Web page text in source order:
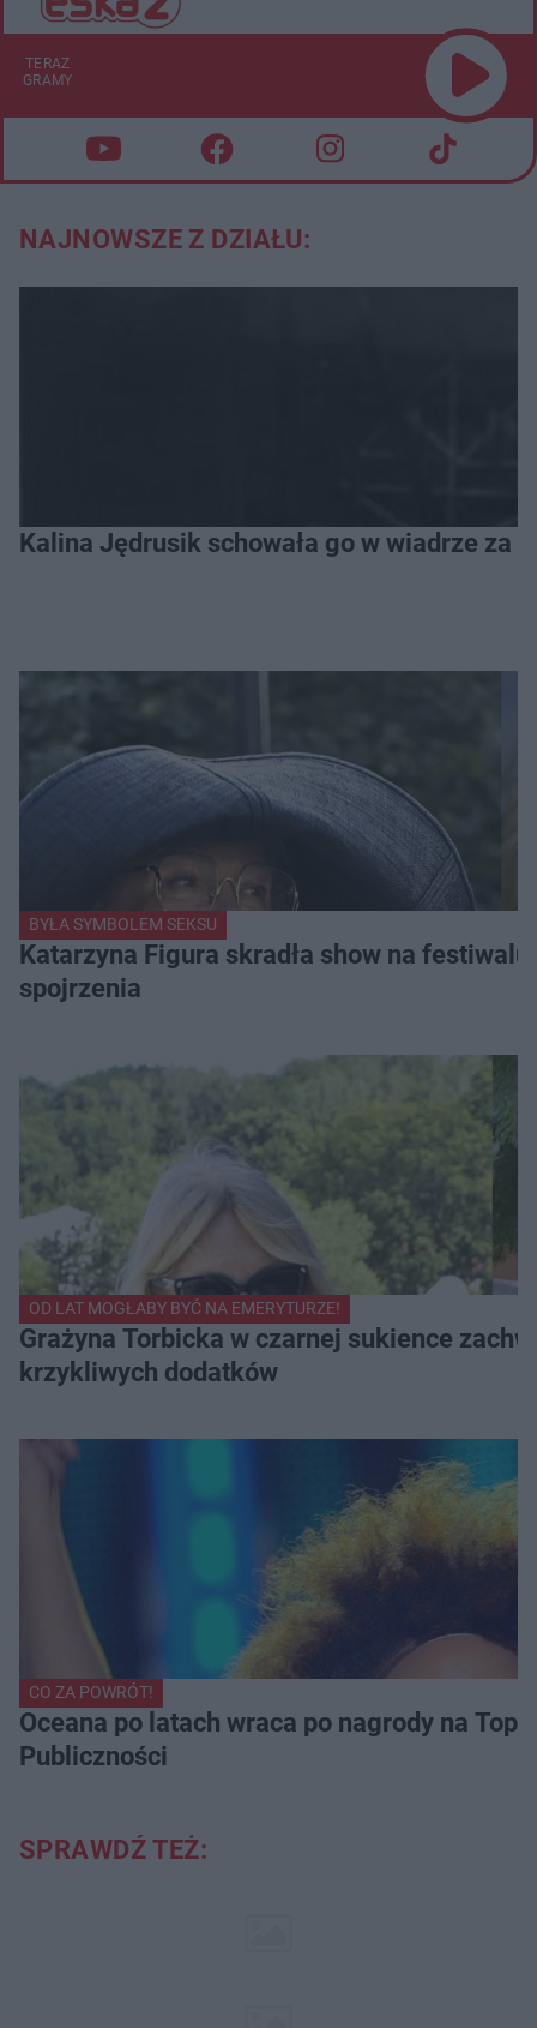
TERAZ
GRAMY
NAJNOWSZE Z DZIAŁU:
Kalina Jędrusik schowała go w wiadrze za
BYŁA SYMBOLEM SEKSU
Katarzyna Figura skradła show na
spojrzenia
OD LAT MOGŁABY BYĆ NA EMERYTURZE!
Grażyna Torbicka w czarnej sukience
krzykliwych dodatków
CO ZA POWRÓT!
Oceana po latach wraca po nagrody na Top
Publiczności
SPRAWDŹ TEŻ: